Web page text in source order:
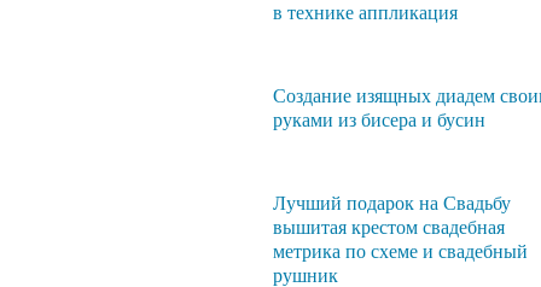
в технике аппликация
Создание изящных диадем
руками из бисера и бусин
Лучший подарок на Свадьбу
вышитая крестом свадебная
метрика по схеме и свадебный
рушник